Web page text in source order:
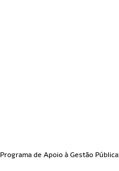
Programa de Apoio à Gestão Pública